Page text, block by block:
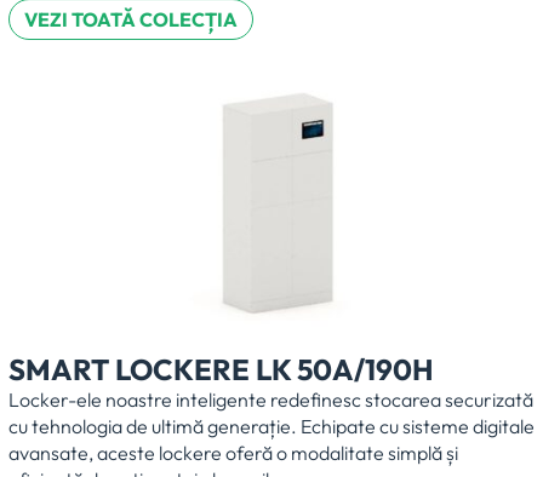
VEZI TOATĂ COLECȚIA
SMART LOCKERE LK 50A/190H
Locker-ele noastre inteligente redefinesc stocarea securizată
cu tehnologia de ultimă generație. Echipate cu sisteme digitale
avansate, aceste lockere oferă o modalitate simplă și